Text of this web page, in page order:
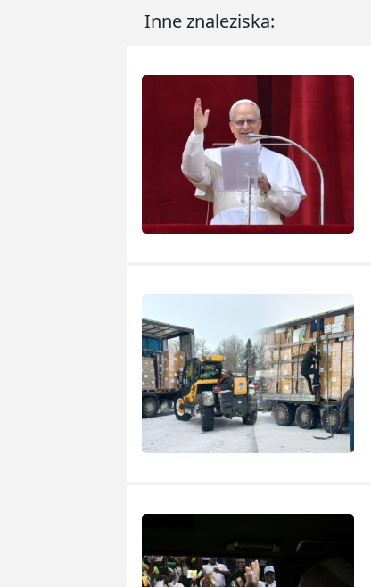
Inne znaleziska: